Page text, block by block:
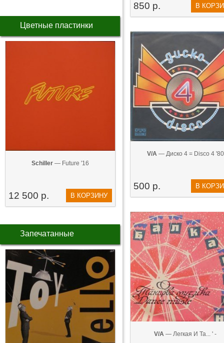
Цветные пластинки
Schiller — Future '16
12 500 р. В КОРЗИНУ
Запечатанные
850 р. В
V/A— Диско 4 = Disco 4 '80
500 р. В
V/A — Легкая И Та... ' -